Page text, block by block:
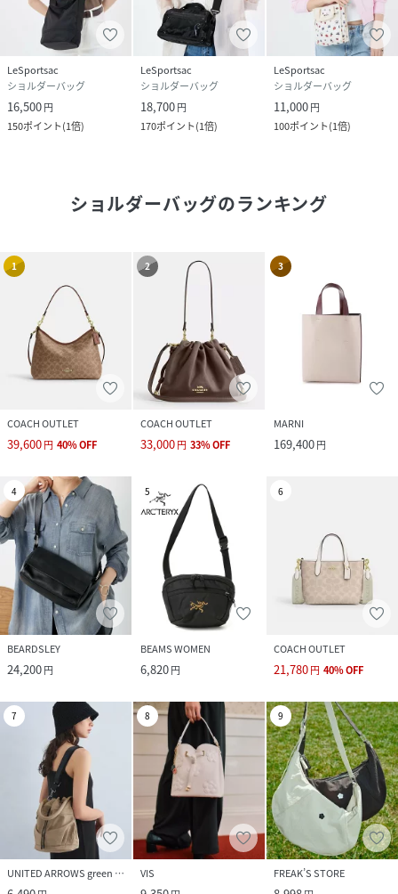
LeSportsac
ショルダーバッグ
16,500円
150ポイント(1倍)
LeSportsac
ショルダーバッグ
18,700円
170ポイント(1倍)
LeSportsac
ショルダーバッグ
11,000円
100ポイント(1倍)
ショルダーバッグのランキング
1
COACH OUTLET
39,600円 40%OFF
2
COACH OUTLET
33,000円 33%OFF
3
MARNI
169,400円
4
BEARDSLEY
24,200円
5
BEAMS WOMEN
6,820円
6
COACH OUTLET
21,780円 40%OFF
7
UNITED ARROWS green label relaxing
8
VIS
9
FREAK’S STORE